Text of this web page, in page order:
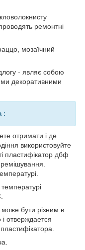
ремонтні
, мозаїчний
- являє собою
декоративними
:
отримати і де
використовуйте
пластифікатор дбф
бути різним в
і отверждается